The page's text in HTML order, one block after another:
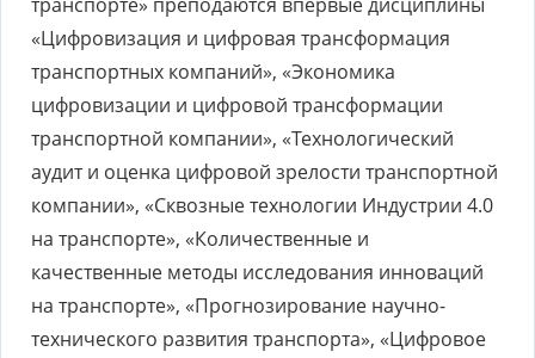
«Цифровизация и цифровая трансформация
транспортных компаний», «Экономика
цифровизации и цифровой трансформации
транспортной компании», «Технологический
аудит и оценка цифровой зрелости транспортной
компании», «Сквозные технологии Индустрии 4.0
на транспорте», «Количественные и
качественные методы исследования инноваций
на транспорте», «Прогнозирование научно-
технического развития транспорта», «Цифровое